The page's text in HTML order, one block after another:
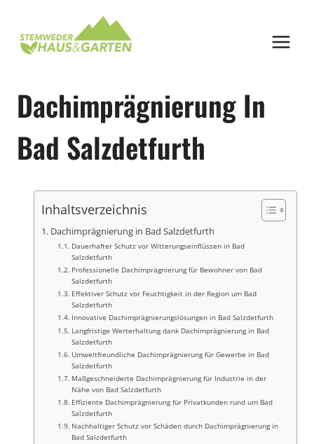
springen
Dachimprägnierung In
Bad Salzdetfurth
Inhaltsverzeichnis
Dachimprägnierung in Bad Salzdetfurth
Dauerhafter Schutz vor Witterungseinflüssen in Bad
Salzdetfurth
Professionelle Dachimprägnierung für Bewohner von Bad
Salzdetfurth
Effektiver Schutz vor Feuchtigkeit in der Region um Bad
Salzdetfurth
Innovative Dachimprägnierungslösungen in Bad Salzdetfurth
Langfristige Werterhaltung dank Dachimprägnierung in Bad
Salzdetfurth
Umweltfreundliche Dachimprägnierung für Gewerbe in Bad
Salzdetfurth
Maßgeschneiderte Dachimprägnierung für Industrie in der
Nähe von Bad Salzdetfurth
Effiziente Dachimprägnierung für Privatkunden rund um Bad
Salzdetfurth
Nachhaltiger Schutz vor Schäden durch Dachimprägnierung in
Bad Salzdetfurth